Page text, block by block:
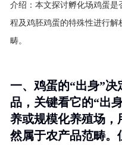
介绍： 本文探讨孵化场鸡蛋是
程及鸡胚鸡蛋的特殊性进行
畴。
一、鸡蛋的“出身”
品，关键看它的“出
养或规模化养殖场，
然属于农产品范畴。